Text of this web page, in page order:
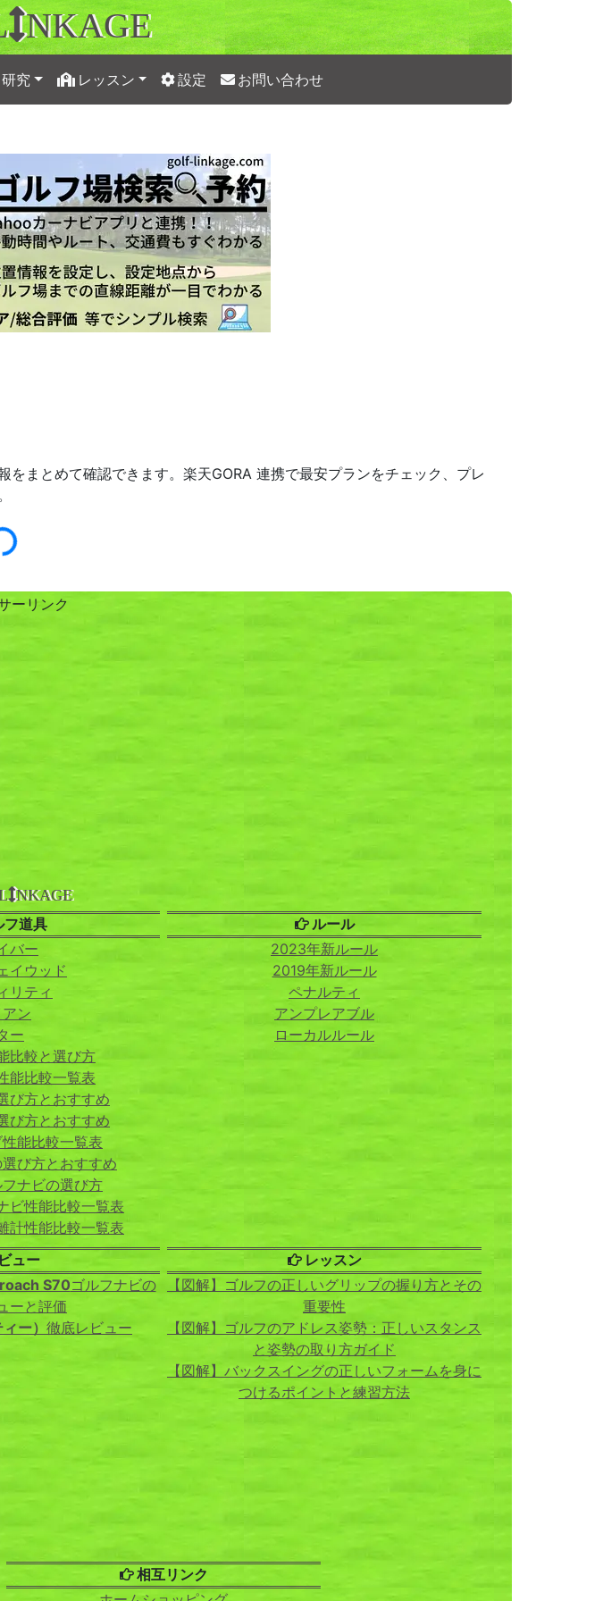
NKAGE
研究 レッスン 設定 お問い合わせ
まとめて確認できます。楽天GORA 連携で最安プランをチェック、プレ
ーリンク
NKAGE
フ道具
バー
イウッド
リティ
ン
ー
比較と選び方
能比較一覧表
び方とおすすめ
び方とおすすめ
能比較一覧表
び方とおすすめ
ナビの選び方
ビ性能比較一覧表
計性能比較一覧表
ルール
2023年新ルール
2019年新ルール
ペナルティ
アンプレアブル
ローカルルール
ュー
S70ゴルフナビの
ーと評価
ー） 徹底レビュー
レッスン
【図解】ゴルフの正しいグリップの握り方とその
重要性
【図解】ゴルフのアドレス姿勢：正しいスタンス
と姿勢の取り方ガイド
【図解】バックスイングの正しいフォームを身に
つけるポイントと練習方法
相互リンク